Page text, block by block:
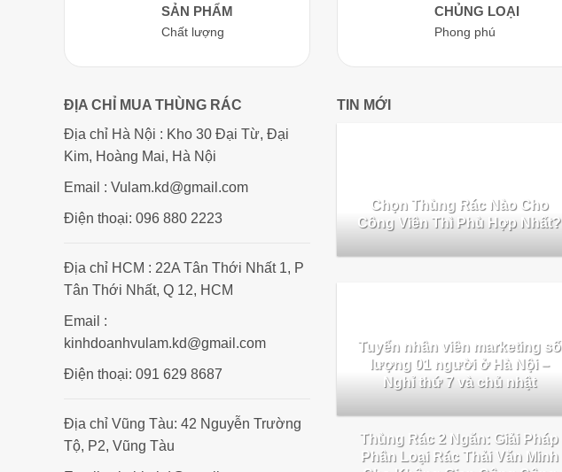
SẢN PHẨM
Chất lượng
CHỦNG LOẠI
Phong phú
ĐỊA CHỈ MUA THÙNG RÁC
Địa chỉ Hà Nội : Kho 30 Đại Từ, Đại
Kim, Hoàng Mai, Hà Nội
Email : Vulam.kd@gmail.com
Điện thoại: 096 880 2223
Địa chỉ HCM : 22A Tân Thới Nhất 1, P
Tân Thới Nhất, Q 12, HCM
Email :
kinhdoanhvulam.kd@gmail.com
Điện thoại: 091 629 8687
Địa chỉ Vũng Tàu: 42 Nguyễn Trường
Tộ, P2, Vũng Tàu
TIN MỚI
Chọn Thùng Rác Nào Cho
Công Viên Thì Phù Hợp Nhất?
Tuyển nhân viên marketing số
lượng 01 người ở Hà Nội –
Nghỉ thứ 7 và chủ nhật
Thùng Rác 2 Ngăn: Giải Pháp
Phân Loại Rác Thải Văn Minh